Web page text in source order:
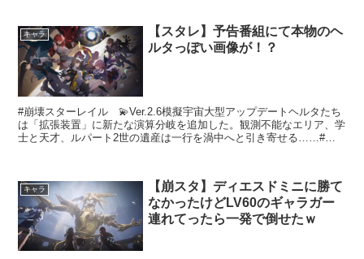
キャラ
【スタレ】予告番組にて本物のヘ
ルタっぽい画像が！？
#崩壊スターレイル 💫Ver.2.6模擬宇宙大型アップデートヘルタたち
は「拡張装置」に新たな演算分岐を追加した。観測不能なエリア、学
士と天才、ルパート2世の遺産は一行を渦中へと引き寄せる……#ス
キャラ
【崩スタ】ディエスドミニに勝て
なかったけどLV60のギャラガー
連れてったら一発で倒せたｗ